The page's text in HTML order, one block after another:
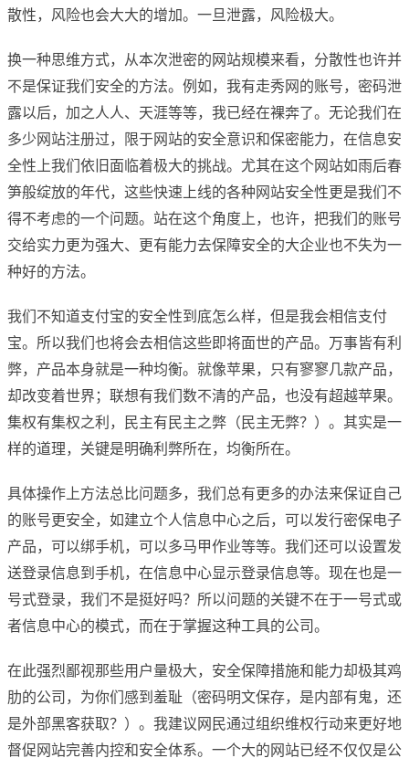
散性，风险也会大大的增加。一旦泄露，风险极大。
换一种思维方式，从本次泄密的网站规模来看，分散性也许并
不是保证我们安全的方法。例如，我有走秀网的账号，密码泄
露以后，加之人人、天涯等等，我已经在裸奔了。无论我们在
多少网站注册过，限于网站的安全意识和保密能力，在信息安
全性上我们依旧面临着极大的挑战。尤其在这个网站如雨后春
笋般绽放的年代，这些快速上线的各种网站安全性更是我们不
得不考虑的一个问题。站在这个角度上，也许，把我们的账号
交给实力更为强大、更有能力去保障安全的大企业也不失为一
种好的方法。
我们不知道支付宝的安全性到底怎么样，但是我会相信支付
宝。所以我们也将会去相信这些即将面世的产品。万事皆有利
弊，产品本身就是一种均衡。就像苹果，只有寥寥几款产品，
却改变着世界；联想有我们数不清的产品，也没有超越苹果。
集权有集权之利，民主有民主之弊（民主无弊？）。其实是一
样的道理，关键是明确利弊所在，均衡所在。
具体操作上方法总比问题多，我们总有更多的办法来保证自己
的账号更安全，如建立个人信息中心之后，可以发行密保电子
产品，可以绑手机，可以多马甲作业等等。我们还可以设置发
送登录信息到手机，在信息中心显示登录信息等。现在也是一
号式登录，我们不是挺好吗？所以问题的关键不在于一号式或
者信息中心的模式，而在于掌握这种工具的公司。
在此强烈鄙视那些用户量极大，安全保障措施和能力却极其鸡
肋的公司，为你们感到羞耻（密码明文保存，是内部有鬼，还
是外部黑客获取？）。我建议网民通过组织维权行动来更好地
督促网站完善内控和安全体系。一个大的网站已经不仅仅是公